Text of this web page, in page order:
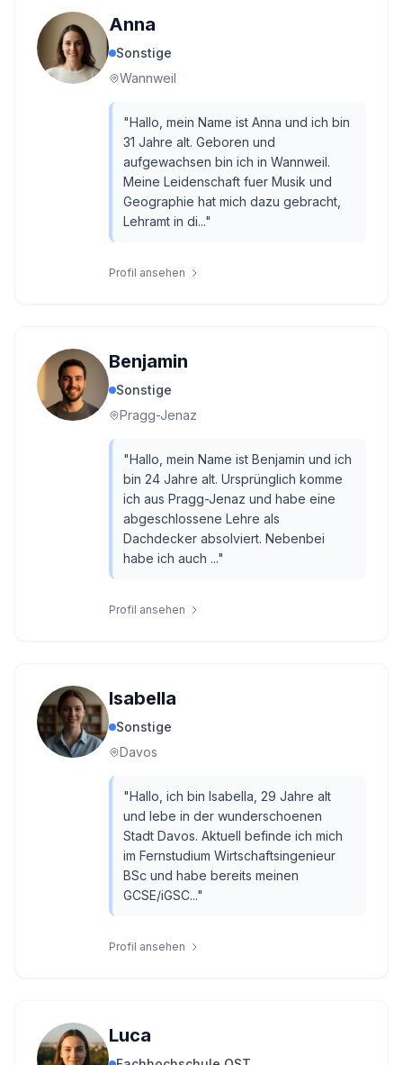
Anna
Sonstige
Wannweil
"Hallo, mein Name ist Anna und ich bin
31 Jahre alt. Geboren und
aufgewachsen bin ich in Wannweil.
Meine Leidenschaft fuer Musik und
Geographie hat mich dazu gebracht,
Lehramt in di..."
Profil ansehen
Benjamin
Sonstige
Pragg-Jenaz
"Hallo, mein Name ist Benjamin und ich
bin 24 Jahre alt. Ursprünglich komme
ich aus Pragg-Jenaz und habe eine
abgeschlossene Lehre als
Dachdecker absolviert. Nebenbei
habe ich auch ..."
Profil ansehen
Isabella
Sonstige
Davos
"Hallo, ich bin Isabella, 29 Jahre alt
und lebe in der wunderschoenen
Stadt Davos. Aktuell befinde ich mich
im Fernstudium Wirtschaftsingenieur
BSc und habe bereits meinen
GCSE/iGSC..."
Profil ansehen
Luca